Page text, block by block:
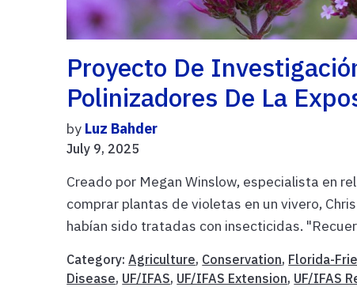
Proyecto De
Polinizadores De La
by Luz Bahder
July 9, 2025
Creado por Megan Winslow, especialista en
comprar plantas de violetas en un vivero,
habían sido tratadas con insecticidas.
Category:Agriculture, Conservation, Florida-
Disease, UF/IFAS, UF/IFAS Extension, UF/IFAS